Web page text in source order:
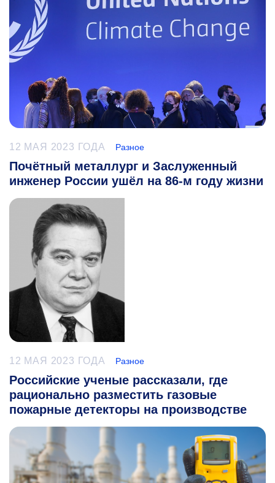
12 МАЯ 2023 ГОДА Разное
Почётный металлург и Заслуженный
инженер России ушёл на 86-м году жизни
12 МАЯ 2023 ГОДА Разное
Российские ученые рассказали, где
рационально разместить газовые
пожарные детекторы на производстве